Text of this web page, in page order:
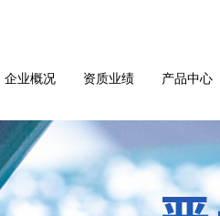
企业概况 资质业绩 产品中心